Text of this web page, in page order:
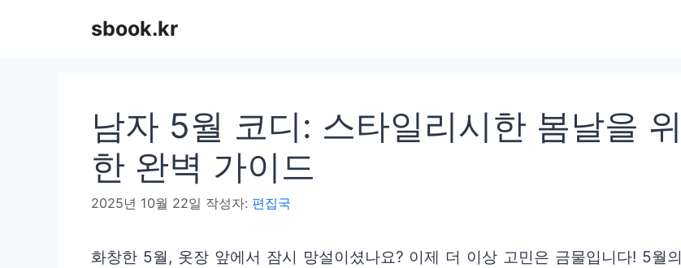
sbook.kr
남자 5월 코디: 스타일리시한 봄날을 위
한 완벽 가이드
2025년 10월 22일 작성자: 편집국
화창한 5월, 옷장 앞에서 잠시 망설이셨나요? 이제 더 이상 고민은 금물입니다! 5월의